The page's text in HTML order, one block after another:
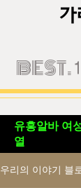
BEST.
유흥알바 여
열
우리의 이야기 블